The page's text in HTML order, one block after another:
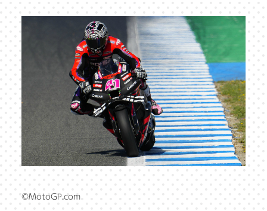
©MotoGP.com